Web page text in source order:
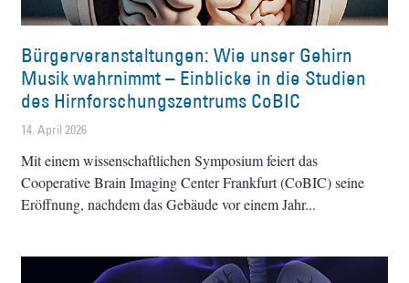
Bürgerveranstaltungen: Wie unser Gehirn
Musik wahrnimmt – Einblicke in die Studien
des Hirnforschungszentrums CoBIC
14. April 2026
Mit einem wissenschaftlichen Symposium feiert das
Cooperative Brain Imaging Center Frankfurt (CoBIC) seine
Eröffnung, nachdem das Gebäude vor einem Jahr